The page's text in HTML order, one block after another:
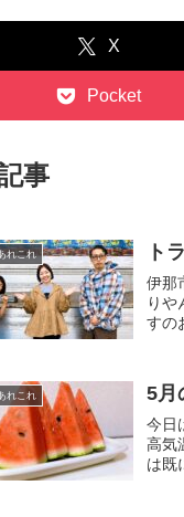
X
Pocket
事
れこれ ト
伊那
りや
すの
れこれ 5月
今日
高気
は既